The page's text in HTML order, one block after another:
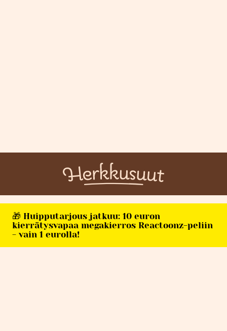
🎁 Huipputarjous jatkuu: 10 euron
kierrätysvapaa megakierros Reactoonz-peliin
- vain 1 eurolla!